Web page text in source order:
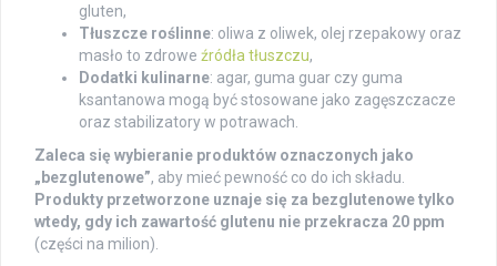
gluten,
Tłuszcze roślinne: oliwa z oliwek, olej rzepakowy oraz
masło to zdrowe źródła tłuszczu,
Dodatki kulinarne: agar, guma guar czy guma
ksantanowa mogą być stosowane jako zagęszczacze
oraz stabilizatory w potrawach.
Zaleca się wybieranie produktów oznaczonych jako
„bezglutenowe”, aby mieć pewność co do ich składu.
Produkty przetworzone uznaje się za bezglutenowe tylko
wtedy, gdy ich zawartość glutenu nie przekracza 20 ppm
(części na milion).